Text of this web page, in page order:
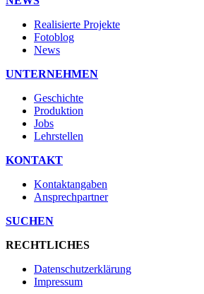
Realisierte Projekte
Fotoblog
News
UNTERNEHMEN
Geschichte
Produktion
Jobs
Lehrstellen
KONTAKT
Kontaktangaben
Ansprechpartner
SUCHEN
RECHTLICHES
Datenschutzerklärung
Impressum